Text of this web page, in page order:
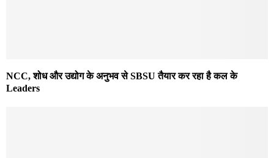
NCC, शोध और उद्योग के अनुभव से SBSU तैयार कर रहा है कल के
Leaders